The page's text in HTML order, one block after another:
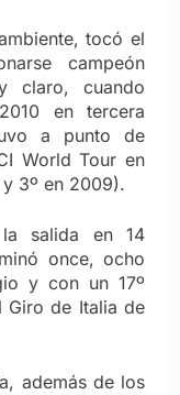
tocó el
campeón
claro, cuando
en tercera
a punto de
World Tour en
3º en 2009).
salida en 14
once, ocho
y con un 17º
Giro de Italia de
además de los